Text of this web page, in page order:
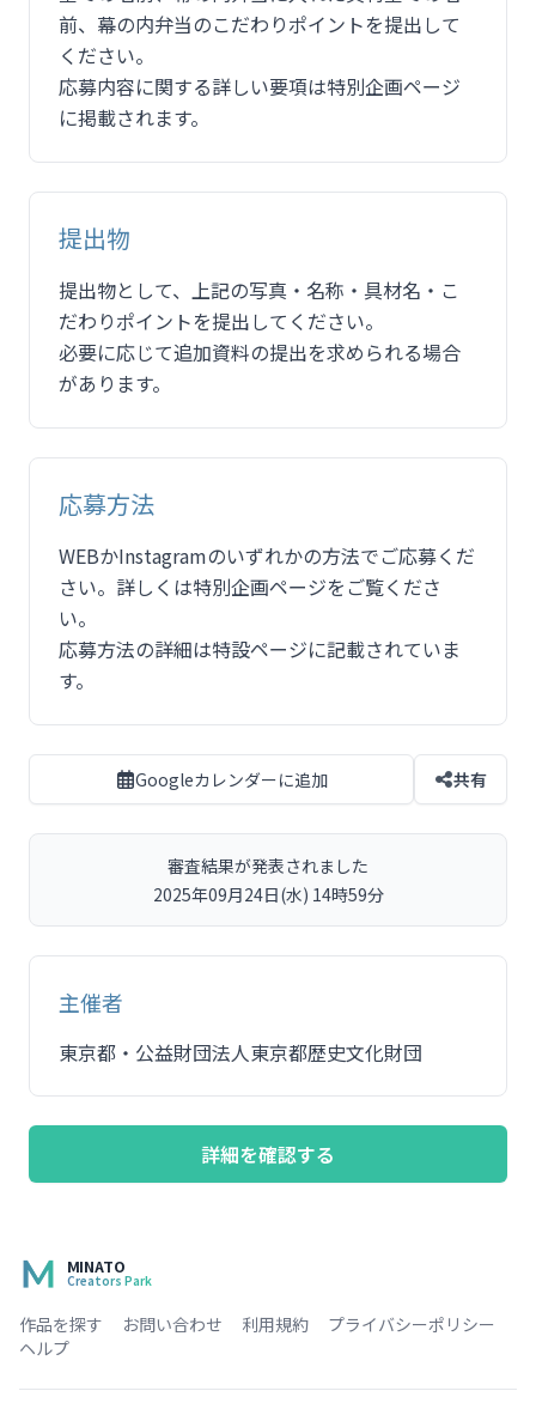
前、幕の内弁当のこだわりポイントを提出して
ください。
応募内容に関する詳しい要項は特別企画ページ
に掲載されます。
提出物
提出物として、上記の写真・名称・具材名・こ
だわりポイントを提出してください。
必要に応じて追加資料の提出を求められる場合
があります。
応募方法
WEBかInstagramのいずれかの方法でご応募くだ
さい。詳しくは特別企画ページをご覧くださ
い。
応募方法の詳細は特設ページに記載されていま
す。
Googleカレンダーに追加 共有
審査結果が発表されました
2025年09月24日(水) 14時59分
主催者
東京都・公益財団法人東京都歴史文化財団
詳細を確認する
MINATO
Creators Park
作品を探す お問い合わせ 利用規約
プライバシーポリシー
ヘルプ